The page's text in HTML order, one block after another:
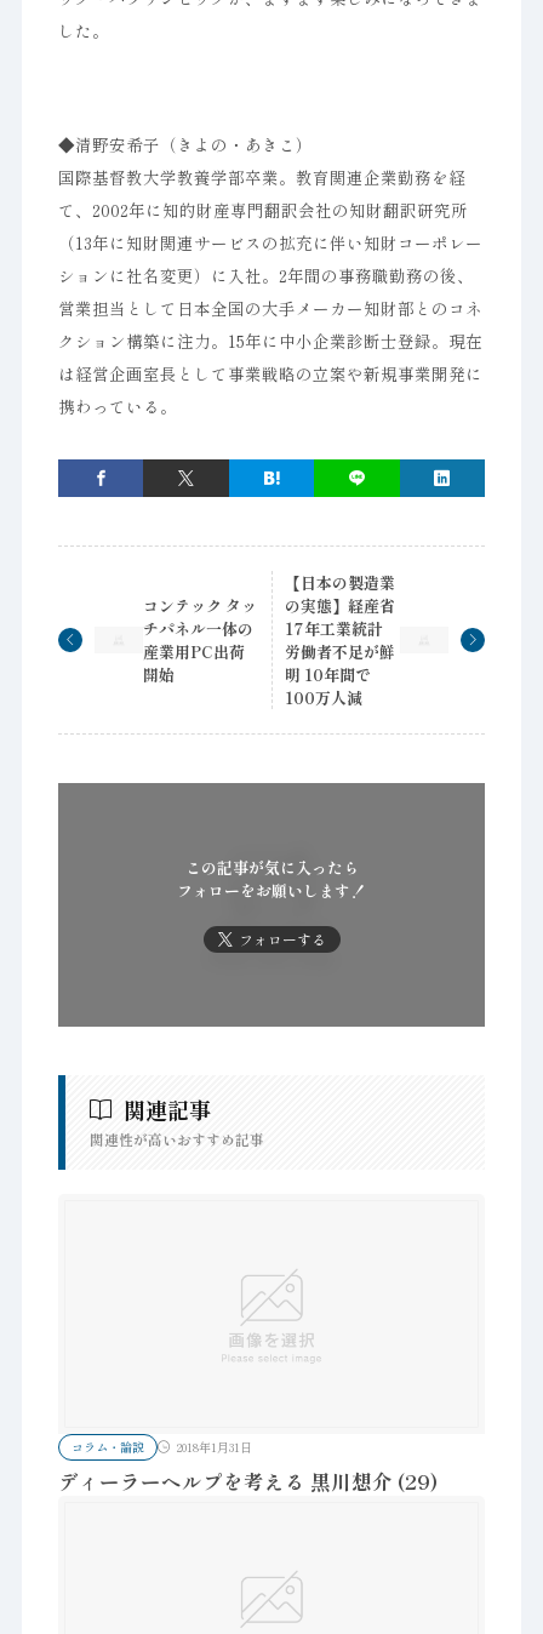
した。
◆清野安希子（きよの・あきこ）
国際基督教大学教養学部卒業。教育関連企業勤務を経
て、2002年に知的財産専門翻訳会社の知財翻訳研究所
（13年に知財関連サービスの拡充に伴い知財コーポレー
ションに社名変更）に入社。2年間の事務職勤務の後、
営業担当として日本全国の大手メーカー知財部とのコネ
クション構築に注力。15年に中小企業診断士登録。現在
は経営企画室長として事業戦略の立案や新規事業開発に
携わっている。
コンテック タッ
チパネル一体の
産業用PC出荷
開始
【日本の製造業
の実態】経産省
17年工業統計
労働者不足が鮮
明 10年間で
100万人減
この記事が気に入ったら
フォローをお願いします！
フォローする
関連記事
関連性が高いおすすめ記事
コラム・論説 2018年1月31日
ディーラーヘルプを考える 黒川想介 (29)